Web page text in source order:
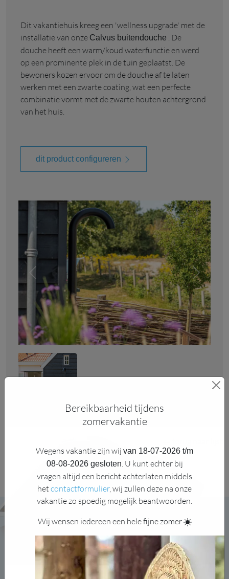
Bereikbaarheid tijdens
zomervakantie
Wegens vakantie zijn wij van 18-07-2026 t/m
08-08-2026 gesloten. U kunt echter bij
vragen altijd een bericht achterlaten middels
het contactformulier, wij zullen deze na onze
vakantie zo spoedig mogelijk beantwoorden.
Wij wensen iedereen een hele fijne zomer
Dit vakantiehuis kreeg een 'wellness upgrade' met de
installatie van onze Calvus buitendouche . De
douche heeft een warm/koud waterfunctie en werd
op een prominente plek in de tuin geplaatst. De
bewoners kozen ervoor om de douche af te laten
werken met een zwarte coating, wat een perfecte
combinatie vormt met de zwarte houten achtergrond
van het huis.
dit product configureren
vorige volgende